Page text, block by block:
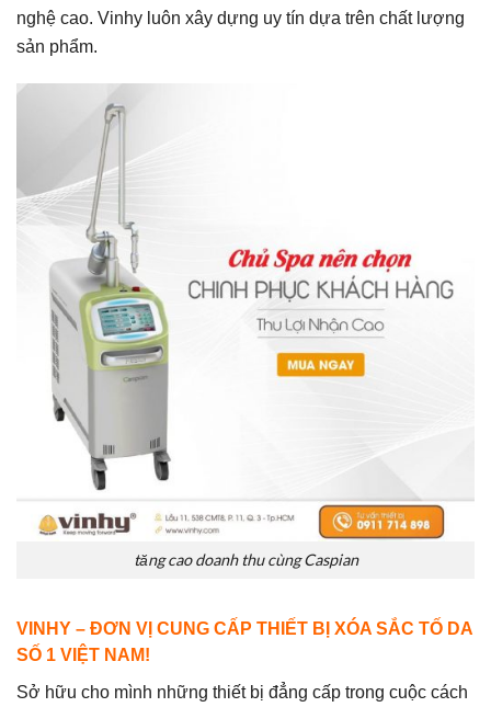
nghệ cao. Vinhy luôn xây dựng uy tín dựa trên chất lượng
sản phẩm.
tăng cao doanh thu cùng Caspian
VINHY – ĐƠN VỊ CUNG CẤP THIẾT BỊ XÓA SẮC TỐ DA
SỐ 1 VIỆT NAM!
Sở hữu cho mình những thiết bị đẳng cấp trong cuộc cách